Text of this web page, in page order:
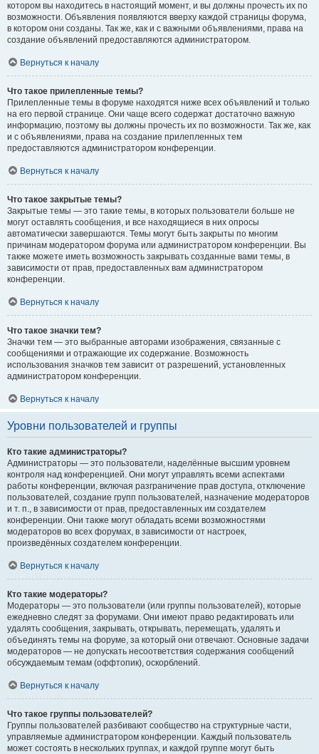
котором вы находитесь в настоящий момент, и вы должны прочесть их по
возможности. Объявления появляются вверху каждой страницы форума,
в котором они созданы. Так же, как и с важными объявлениями, права на
создание объявлений предоставляются администратором.
Вернуться к началу
Что такое прилепленные темы?
Прилепленные темы в форуме находятся ниже всех объявлений и только
на его первой странице. Они чаще всего содержат достаточно важную
информацию, поэтому вы должны прочесть их по возможности. Так же, как
и с объявлениями, права на создание прилепленных тем
предоставляются администратором конференции.
Вернуться к началу
Что такое закрытые темы?
Закрытые темы — это такие темы, в которых пользователи больше не
могут оставлять сообщения, и все находящиеся в них опросы
автоматически завершаются. Темы могут быть закрыты по многим
причинам модератором форума или администратором конференции. Вы
также можете иметь возможность закрывать созданные вами темы, в
зависимости от прав, предоставленных вам администратором
конференции.
Вернуться к началу
Что такое значки тем?
Значки тем — это выбранные авторами изображения, связанные с
сообщениями и отражающие их содержание. Возможность
использования значков тем зависит от разрешений, установленных
администратором конференции.
Вернуться к началу
Уровни пользователей и группы
Кто такие администраторы?
Администраторы — это пользователи, наделённые высшим уровнем
контроля над конференцией. Они могут управлять всеми аспектами
работы конференции, включая разграничение прав доступа, отключение
пользователей, создание групп пользователей, назначение модераторов
и т. п., в зависимости от прав, предоставленных им создателем
конференции. Они также могут обладать всеми возможностями
модераторов во всех форумах, в зависимости от настроек,
произведённых создателем конференции.
Вернуться к началу
Кто такие модераторы?
Модераторы — это пользователи (или группы пользователей), которые
ежедневно следят за форумами. Они имеют право редактировать или
удалять сообщения, закрывать, открывать, перемещать, удалять и
объединять темы на форуме, за который они отвечают. Основные задачи
модераторов — не допускать несоответствия содержания сообщений
обсуждаемым темам (оффтопик), оскорблений.
Вернуться к началу
Что такое группы пользователей?
Группы пользователей разбивают сообщество на структурные части,
управляемые администратором конференции. Каждый пользователь
может состоять в нескольких группах, и каждой группе могут быть